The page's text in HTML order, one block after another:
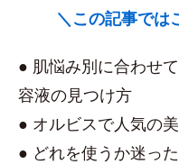
＼この記事では
● 肌悩み別に合わせ
容液の見つけ方
● オルビスで人気の
● どれを使うか迷っ